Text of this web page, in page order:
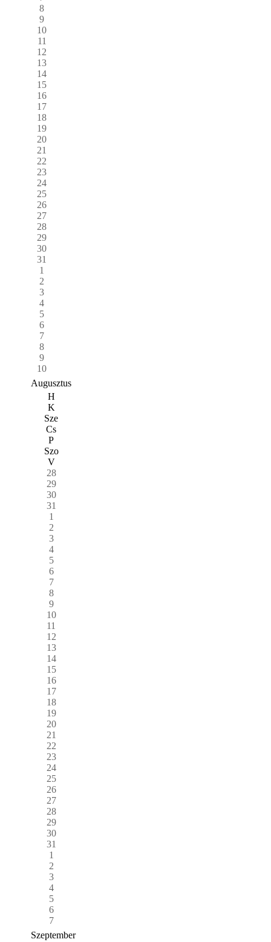
8
9
10
11
12
13
14
15
16
17
18
19
20
21
22
23
24
25
26
27
28
29
30
31
1
2
3
4
5
6
7
8
9
10
Augusztus
H
K
Sze
Cs
P
Szo
V
28
29
30
31
1
2
3
4
5
6
7
8
9
10
11
12
13
14
15
16
17
18
19
20
21
22
23
24
25
26
27
28
29
30
31
1
2
3
4
5
6
7
Szeptember